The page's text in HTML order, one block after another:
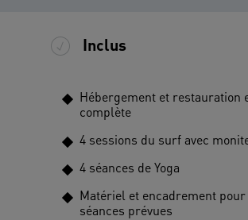
Inclus
Hébergement et restauration
complète
4 sessions du surf avec
4 séances de Yoga
Matériel et encadrement
séances prévues